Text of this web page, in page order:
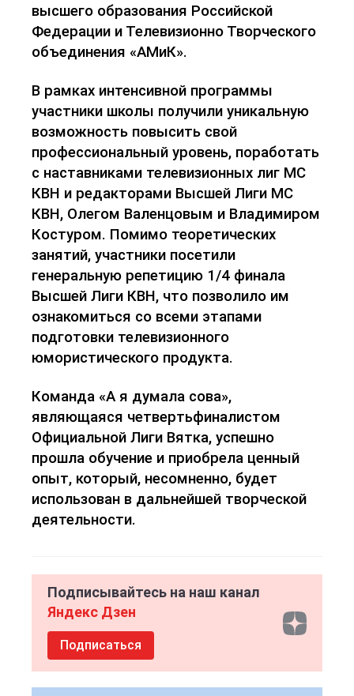
высшего образования Российской
Федерации и Телевизионно Творческого
объединения «АМиК».
В рамках интенсивной программы
участники школы получили уникальную
возможность повысить свой
профессиональный уровень, поработать
с наставниками телевизионных лиг МС
КВН и редакторами Высшей Лиги МС
КВН, Олегом Валенцовым и Владимиром
Костуром. Помимо теоретических
занятий, участники посетили
генеральную репетицию 1/4 финала
Высшей Лиги КВН, что позволило им
ознакомиться со всеми этапами
подготовки телевизионного
юмористического продукта.
Команда «А я думала сова»,
являющаяся четвертьфиналистом
Официальной Лиги Вятка, успешно
прошла обучение и приобрела ценный
опыт, который, несомненно, будет
использован в дальнейшей творческой
деятельности.
Подписывайтесь на наш канал
Яндекс Дзен
Подписаться